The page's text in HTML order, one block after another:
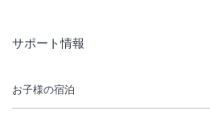
サポート情報
お子様の宿泊